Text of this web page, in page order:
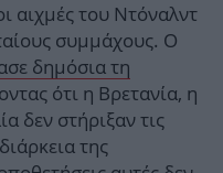
αιχμές του Ντόναλντ
συμμάχους. Ο
δημόσια τη
ότι η Βρετανία, η
δεν στήριξαν τις
της